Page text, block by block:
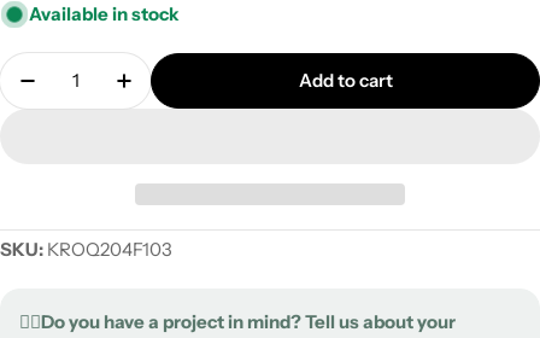
Available in stock
Quantity
Decrease quantity for Rose-One square ceiling
Increase quantity for Rose-One square
Add to cart
SKU: KROQ204F103
✍🏻Do you have a project in mind? Tell us about your